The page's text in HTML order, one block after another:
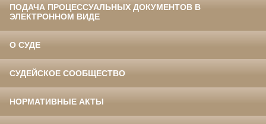
ПОДАЧА ПРОЦЕССУАЛЬНЫХ ДОКУМЕНТОВ В
ЭЛЕКТРОННОМ ВИДЕ
О СУДЕ
СУДЕЙСКОЕ СООБЩЕСТВО
НОРМАТИВНЫЕ АКТЫ